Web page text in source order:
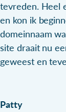
tevreden. Heel
en kon ik
domeinnaam
site draait nu
geweest en
Patty